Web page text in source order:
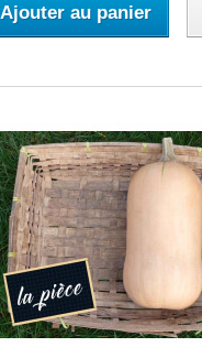
Ajouter au panier